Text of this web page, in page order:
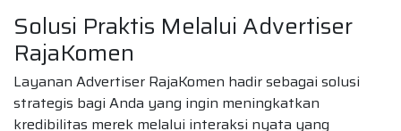
Solusi Praktis Melalui Advertiser
RajaKomen
Layanan Advertiser RajaKomen hadir sebagai solusi
strategis bagi Anda yang ingin meningkatkan
kredibilitas merek melalui interaksi nyata yang